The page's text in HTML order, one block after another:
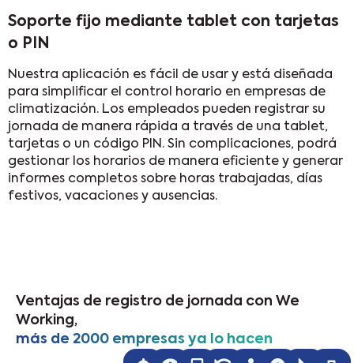
Soporte fijo mediante tablet con tarjetas
o PIN
Nuestra aplicación es fácil de usar y está diseñada
para simplificar el control horario en empresas de
climatización. Los empleados pueden registrar su
jornada de manera rápida a través de una tablet,
tarjetas o un código PIN. Sin complicaciones, podrá
gestionar los horarios de manera eficiente y generar
informes completos sobre horas trabajadas, días
festivos, vacaciones y ausencias.
Ventajas de registro de jornada con We
Working,
más de 2000 empresas ya lo hacen